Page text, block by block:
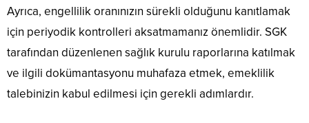
Ayrıca, engellilik oranınızın sürekli olduğunu kanıtlamak
için periyodik kontrolleri aksatmamanız önemlidir. SGK
tarafından düzenlenen sağlık kurulu raporlarına katılmak
ve ilgili dokümantasyonu muhafaza etmek, emeklilik
talebinizin kabul edilmesi için gerekli adımlardır.